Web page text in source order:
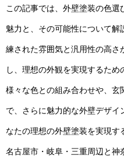
この記事では、外壁塗装の色
魅力と、その可能性について
練された雰囲気と汎用性の高さ
し、理想の外観を実現するため
様々な色との組み合わせや、玄
で、さらに魅力的な外壁デザ
なたの理想の外壁塗装を実現す
名古屋市・岐阜・三重周辺と神